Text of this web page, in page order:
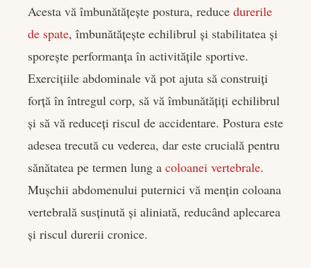
Acesta vă îmbunătățește postura, reduce durerile
de spate, îmbunătățește echilibrul și stabilitatea și
sporește performanța în activitățile sportive.
Exercițiile abdominale vă pot ajuta să construiți
forță în întregul corp, să vă îmbunătățiți echilibrul
și să vă reduceți riscul de accidentare. Postura este
adesea trecută cu vederea, dar este crucială pentru
sănătatea pe termen lung a coloanei vertebrale.
Mușchii abdomenului puternici vă mențin coloana
vertebrală susținută și aliniată, reducând aplecarea
și riscul durerii cronice.